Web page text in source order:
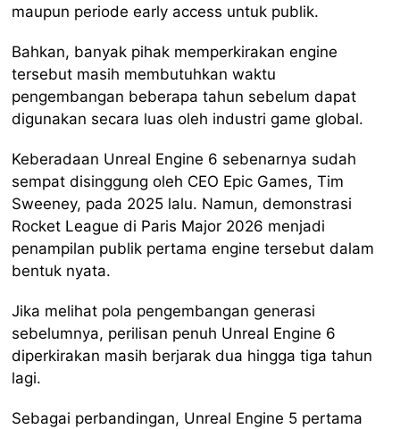
maupun periode early access untuk publik.
Bahkan, banyak pihak memperkirakan engine
tersebut masih membutuhkan waktu
pengembangan beberapa tahun sebelum dapat
digunakan secara luas oleh industri game global.
Keberadaan Unreal Engine 6 sebenarnya sudah
sempat disinggung oleh CEO Epic Games, Tim
Sweeney, pada 2025 lalu. Namun, demonstrasi
Rocket League di Paris Major 2026 menjadi
penampilan publik pertama engine tersebut dalam
bentuk nyata.
Jika melihat pola pengembangan generasi
sebelumnya, perilisan penuh Unreal Engine 6
diperkirakan masih berjarak dua hingga tiga tahun
lagi.
Sebagai perbandingan, Unreal Engine 5 pertama